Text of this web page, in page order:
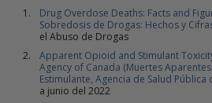
Drug Overdose Deaths: Facts and
Sobredosis de Drogas: Hechos y
el Abuso de Drogas
Apparent Opioid and Stimulant
Agency of Canada (Muertes
Estimulante, Agencia de Salud Pública
a junio del 2022